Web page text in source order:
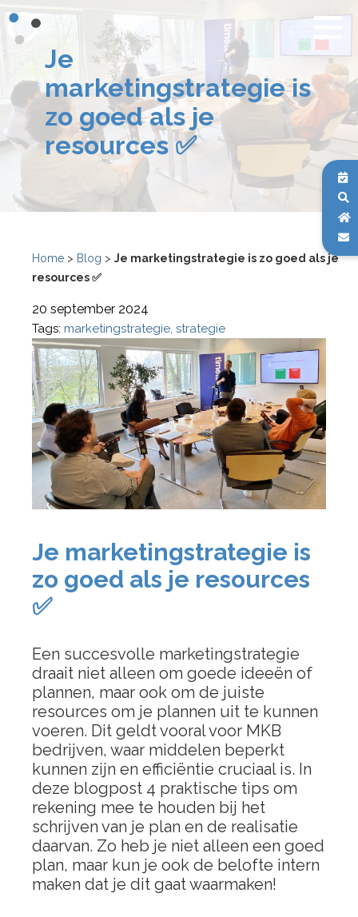
Je
marketingstrategie is
zo goed als je
resources ✅
Home > Blog > Je marketingstrategie is zo goed als je
resources ✅
20 september 2024
Tags: marketingstrategie strategie
Je marketingstrategie is
zo goed als je resources
✅
Een succesvolle marketingstrategie
draait niet alleen om goede ideeën of
plannen, maar ook om de juiste
resources om je plannen uit te kunnen
voeren. Dit geldt vooral voor MKB
bedrijven, waar middelen beperkt
kunnen zijn en efficiëntie cruciaal is. In
deze blogpost 4 praktische tips om
rekening mee te houden bij het
schrijven van je plan en de realisatie
daarvan. Zo heb je niet alleen een goed
plan, maar kun je ook de belofte intern
maken dat je dit gaat waarmaken!